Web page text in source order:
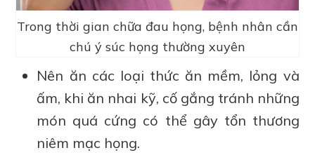
Trong thời gian chữa đau họng, bệnh nhân cần
chú ý súc họng thường xuyên
Nên ăn các loại thức ăn mềm, lỏng và
ấm, khi ăn nhai kỹ, cố gắng tránh những
món quá cứng có thể gây tổn thương
niêm mạc họng.